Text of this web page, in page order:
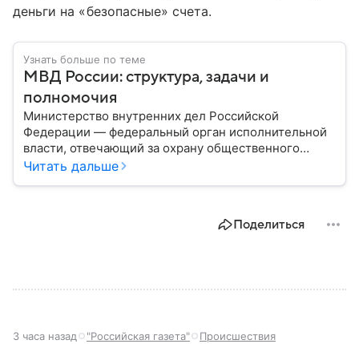
деньги на «безопасные» счета.
Узнать больше по теме
МВД России: структура, задачи и
полномочия
Министерство внутренних дел Российской
Федерации — федеральный орган исполнительной
власти, отвечающий за охрану общественного
порядка, борьбу с преступностью, обеспечение
России, какие задачи выполняет министерство, как
Читать дальше
Поделиться
3 часа назад "Российская газета" Происшествия